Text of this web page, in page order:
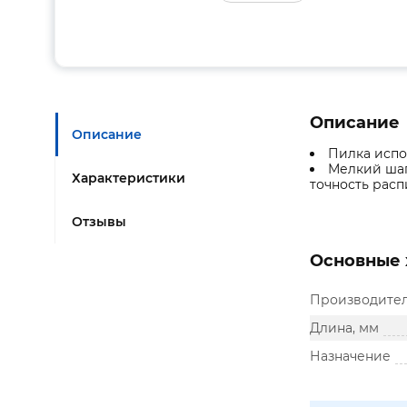
Описание
Характеристики
Отзывы
Описание
Пилка
Мелкий
точность
Основные
Длина, мм
Назначение